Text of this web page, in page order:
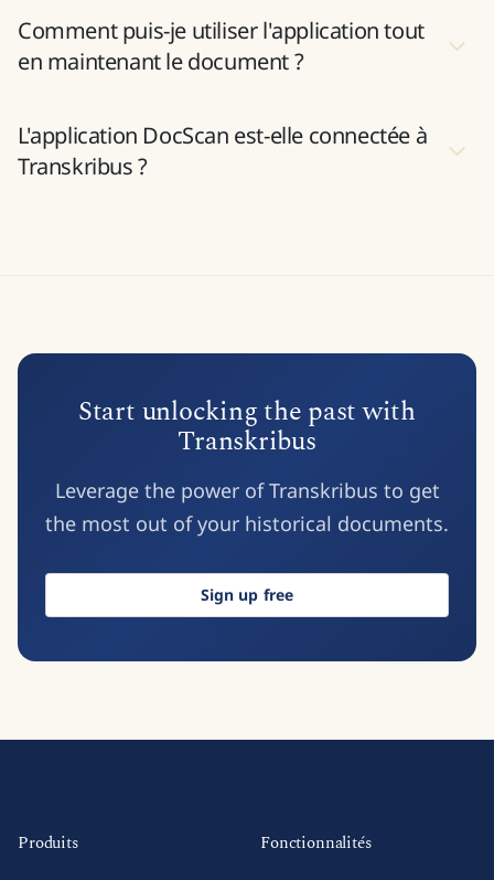
Comment puis-je utiliser l'application tout
en maintenant le document ?
L'application DocScan est-elle connectée à
Transkribus ?
Start unlocking the past with
Transkribus
Leverage the power of Transkribus to get
the most out of your historical documents.
Sign up free
Produits Fonctionnalités